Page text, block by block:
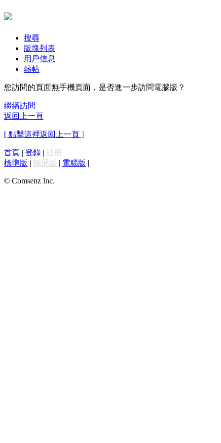
搜尋
版塊列表
用戶信息
熱帖
您訪問的頁面無手機頁面，是否進一步訪問電腦版？
繼續訪問
返回上一頁
[ 點擊這裡返回上一頁 ]
首頁 | 登錄 | 註冊
標準版 | 觸屏版 | 電腦版 |
© Comsenz Inc.